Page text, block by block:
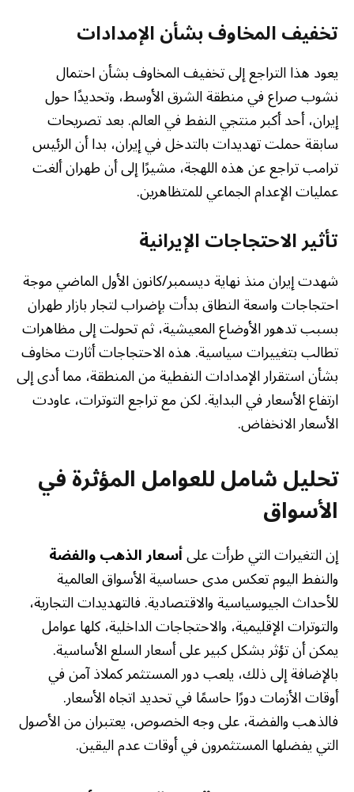
تخفيف المخاوف بشأن الإمدادات
يعود هذا التراجع إلى تخفيف المخاوف بشأن احتمال
نشوب صراع في منطقة الشرق الأوسط، وتحديدًا حول
إيران، أحد أكبر منتجي النفط في العالم. بعد تصريحات
سابقة حملت تهديدات بالتدخل في إيران، بدا أن الرئيس
ترامب تراجع عن هذه اللهجة، مشيرًا إلى أن طهران ألغت
عمليات الإعدام الجماعي للمتظاهرين.
تأثير الاحتجاجات الإيرانية
شهدت إيران منذ نهاية ديسمبر/كانون الأول الماضي موجة
احتجاجات واسعة النطاق بدأت بإضراب لتجار بازار طهران
بسبب تدهور الأوضاع المعيشية، ثم تحولت إلى مظاهرات
تطالب بتغييرات سياسية. هذه الاحتجاجات أثارت مخاوف
بشأن استقرار الإمدادات النفطية من المنطقة، مما أدى إلى
ارتفاع الأسعار في البداية. لكن مع تراجع التوترات، عاودت
الأسعار الانخفاض.
تحليل شامل للعوامل المؤثرة في
الأسواق
إن التغيرات التي طرأت علىأسعار الذهب والفضة
والنفط اليوم تعكس مدى حساسية الأسواق العالمية
للأحداث الجيوسياسية والاقتصادية. فالتهديدات التجارية،
والتوترات الإقليمية، والاحتجاجات الداخلية، كلها عوامل
يمكن أن تؤثر بشكل كبير على أسعار السلع الأساسية.
بالإضافة إلى ذلك، يلعب دور المستثمر كملاذ آمن في
أوقات الأزمات دورًا حاسمًا في تحديد اتجاه الأسعار.
فالذهب والفضة، على وجه الخصوص، يعتبران من الأصول
التي يفضلها المستثمرون في أوقات عدم اليقين.